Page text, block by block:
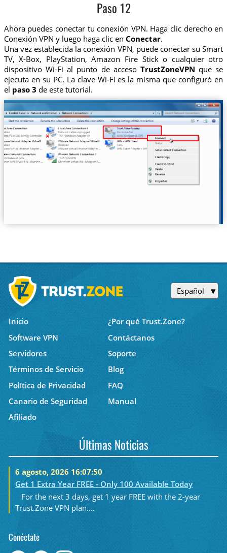
Paso 12
Ahora puedes conectar tu conexión VPN. Haga clic derecho en
Conexión VPN y luego haga clic en Conectar.
Una vez establecida la conexión VPN, puede conectar su Smart
TV, X-Box, PlayStation, Amazon Fire Stick o cualquier otro
dispositivo Wi-Fi al punto de acceso TrustZoneVPN que se
ejecuta en su PC. La clave Wi-Fi es la misma que configuró en
el paso 3 de este tutorial.
Español
Inicio
¿Por qué Trust.Zone?
Software VPN
Contáctanos
Servidores
Soporte
Términos de Servicio
Blog
Política de Privacidad
FAQ
Canario de Seguridad
Manual
Afiliado
Últimas Noticias
6 agosto, 2026 16:07:50
Get 1 Extra Year FREE - Only 100 Available Today
For the next 3 days, get 1 year FREE with the 2-year
Trust.Zone VPN plan....
Conéctate